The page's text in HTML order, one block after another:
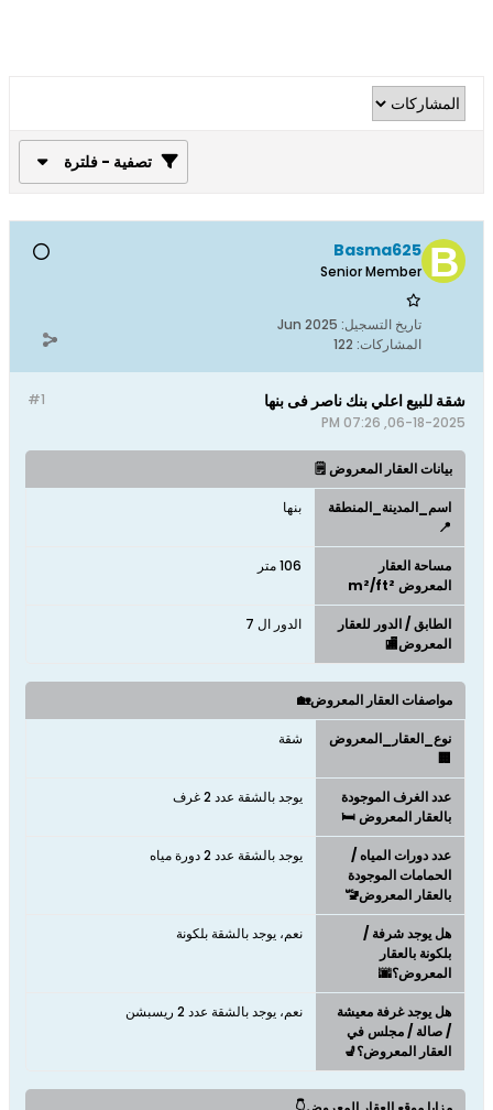
تصفية - فلترة
Basma625
Senior Member
تاريخ التسجيل: Jun 2025
المشاركات: 122
#1 شقة للبيع اعلي بنك ناصر فى بنها
06-18-2025, 07:26 PM
بيانات العقار المعروض 🗒️
اسم_المدينة_المنطقة
📍
بنها
مساحة العقار
المعروض m²/ft²
106 متر
الطابق / الدور للعقار
المعروض🏬
الدور ال 7
مواصفات العقار المعروض🏡
نوع_العقار_المعروض
🏢
شقة
عدد الغرف الموجودة
بالعقار المعروض 🛏️
يوجد بالشقة عدد 2 غرف
عدد دورات المياه /
الحمامات الموجودة
بالعقار المعروض🚾
يوجد بالشقة عدد 2 دورة مياه
هل يوجد شرفة /
بلكونة بالعقار
المعروض؟🌆
نعم، يوجد بالشقة بلكونة
هل يوجد غرفة معيشة
/ صالة / مجلس في
العقار المعروض؟💺
نعم، يوجد بالشقة عدد 2 ريسبشن